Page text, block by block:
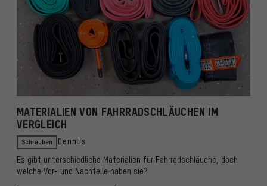
MATERIALIEN VON FAHRRADSCHLÄUCHEN IM
VERGLEICH
Schrauben Dennis
Es gibt unterschiedliche Materialien für Fahrradschläuche, doch
welche Vor- und Nachteile haben sie?